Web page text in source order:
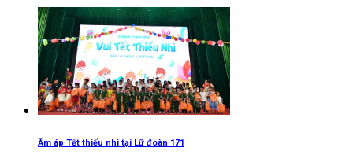
Ấm áp Tết thiếu nhi tại Lữ đoàn 171